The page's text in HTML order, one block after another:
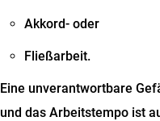
Akkord- oder
Fließarbeit.
Eine unverantwortbare
und das Arbeitstempo ist